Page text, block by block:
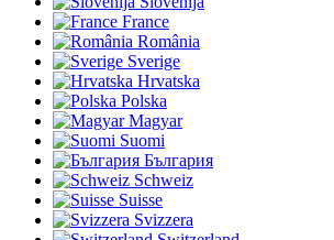
France
România
Sverige
Hrvatska
Polska
Magyar
Suomi
България
Schweiz
Suisse
Svizzera